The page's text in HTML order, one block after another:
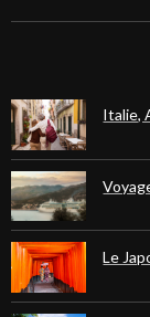
Italie,
Le